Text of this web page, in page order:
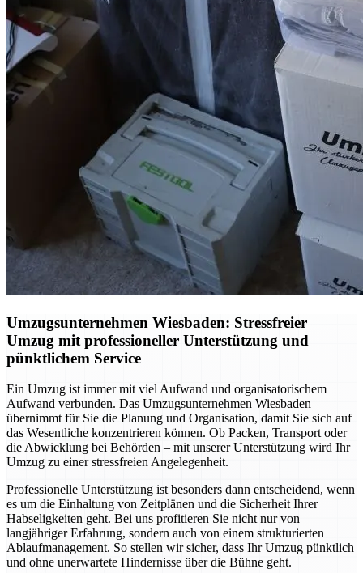
Umzugsunternehmen Wiesbaden: Stressfreier
Umzug mit professioneller Unterstützung und
pünktlichem Service
Ein Umzug ist immer mit viel Aufwand und organisatorischem
Aufwand verbunden. Das Umzugsunternehmen Wiesbaden
übernimmt für Sie die Planung und Organisation, damit Sie sich auf
das Wesentliche konzentrieren können. Ob Packen, Transport oder
die Abwicklung bei Behörden – mit unserer Unterstützung wird Ihr
Umzug zu einer stressfreien Angelegenheit.
Professionelle Unterstützung ist besonders dann entscheidend, wenn
es um die Einhaltung von Zeitplänen und die Sicherheit Ihrer
Habseligkeiten geht. Bei uns profitieren Sie nicht nur von
langjähriger Erfahrung, sondern auch von einem strukturierten
Ablaufmanagement. So stellen wir sicher, dass Ihr Umzug pünktlich
und ohne unerwartete Hindernisse über die Bühne geht.